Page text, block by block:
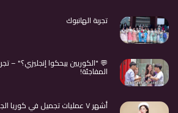
تجربة الهانبوك
💬 "الكوريين بيحكوا إنجليزي؟" –
المفاجئة!
أشهر ٧ عمليات تجميل في كوريا الجنوبية! (مع الصور)